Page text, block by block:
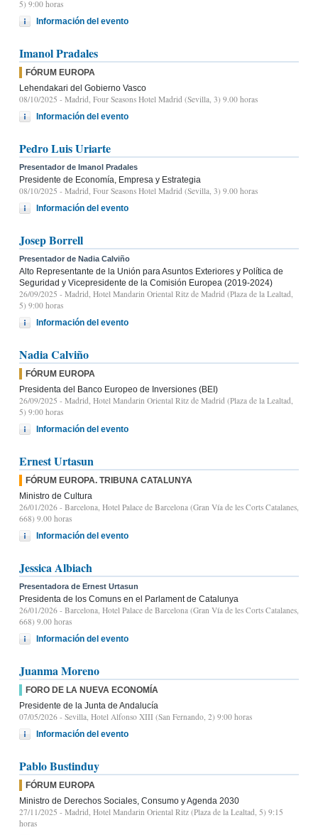
5) 9:00 horas
Información del evento
Imanol Pradales
FÓRUM EUROPA
Lehendakari del Gobierno Vasco
08/10/2025 - Madrid, Four Seasons Hotel Madrid (Sevilla, 3) 9.00 horas
Información del evento
Pedro Luis Uriarte
Presentador de Imanol Pradales
Presidente de Economía, Empresa y Estrategia
08/10/2025 - Madrid, Four Seasons Hotel Madrid (Sevilla, 3) 9.00 horas
Información del evento
Josep Borrell
Presentador de Nadia Calviño
Alto Representante de la Unión para Asuntos Exteriores y Política de
Seguridad y Vicepresidente de la Comisión Europea (2019-2024)
26/09/2025 - Madrid, Hotel Mandarin Oriental Ritz de Madrid (Plaza de la Lealtad,
5) 9:00 horas
Información del evento
Nadia Calviño
FÓRUM EUROPA
Presidenta del Banco Europeo de Inversiones (BEI)
26/09/2025 - Madrid, Hotel Mandarin Oriental Ritz de Madrid (Plaza de la Lealtad,
5) 9:00 horas
Información del evento
Ernest Urtasun
FÓRUM EUROPA. TRIBUNA CATALUNYA
Ministro de Cultura
26/01/2026 - Barcelona, Hotel Palace de Barcelona (Gran Vía de les Corts Catalanes,
668) 9.00 horas
Información del evento
Jessica Albiach
Presentadora de Ernest Urtasun
Presidenta de los Comuns en el Parlament de Catalunya
26/01/2026 - Barcelona, Hotel Palace de Barcelona (Gran Vía de les Corts Catalanes,
668) 9.00 horas
Información del evento
Juanma Moreno
FORO DE LA NUEVA ECONOMÍA
Presidente de la Junta de Andalucía
07/05/2026 - Sevilla, Hotel Alfonso XIII (San Fernando, 2) 9:00 horas
Información del evento
Pablo Bustinduy
FÓRUM EUROPA
Ministro de Derechos Sociales, Consumo y Agenda 2030
27/11/2025 - Madrid, Hotel Mandarin Oriental Ritz (Plaza de la Lealtad, 5) 9:15
horas